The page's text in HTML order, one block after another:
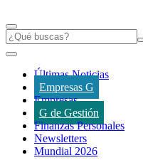
Últimas Noticias
Empresas G
Empresas
G de Gestión
Finanzas Personales
Newsletters
Mundial 2026